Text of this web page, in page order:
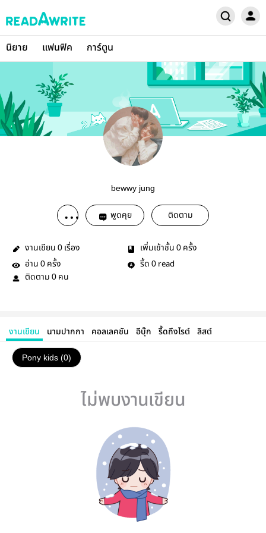
นิยาย แฟนฟิค การ์ตูน
bewwy jung
พูดคุย ติดตาม
งานเขียน 0 เรื่อง เพิ่มเข้าชั้น 0 ครั้ง
อ่าน 0 ครั้ง รี้ด 0 read
ติดตาม 0 คน
งานเขียน นามปากกา คอลเลคชัน อีบุ๊ก รี้ดถึงไรต์ ลิสต์
Pony kids (0)
ไม่พบงานเขียน